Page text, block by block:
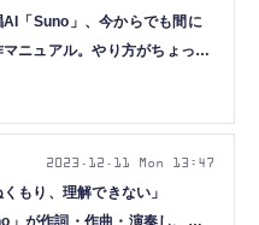
AI「Suno」、今からでも間に
ニュアル。やり方がちょっと
くもり、理解できない」
」が作詞・作曲・演奏し、歌
2023.12.11 Mon 13:47